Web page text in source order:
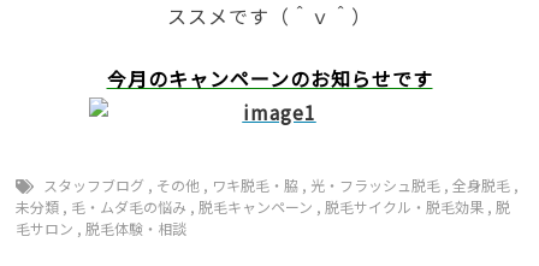
ススメです（＾ｖ＾）
今月のキャンペーンのお知らせです
スタッフブログ , その他 , ワキ脱毛・脇 , 光・フラッシュ脱毛 ,全身脱毛 ,
未分類 , 毛・ムダ毛の悩み ,脱毛キャンペーン ,脱毛サイクル・脱毛効果 ,脱
毛サロン ,脱毛体験・相談